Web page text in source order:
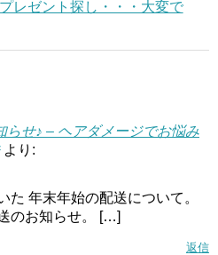
レゼント探し・・・大変で
せ♪ – ヘアダメージでお悩み
より:
年末年始の配送について。
のお知らせ。 […]
返信